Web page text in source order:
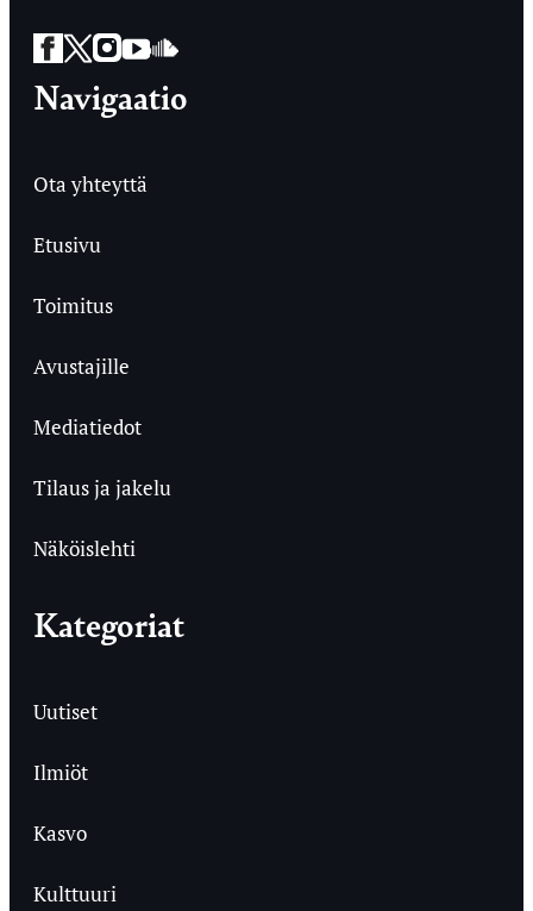
Facebook
Twitter
Instagram
YouTube
SoundCloud
Navigaatio
Ota yhteyttä
Etusivu
Toimitus
Avustajille
Mediatiedot
Tilaus ja jakelu
Näköislehti
Kategoriat
Uutiset
Ilmiöt
Kasvo
Kulttuuri